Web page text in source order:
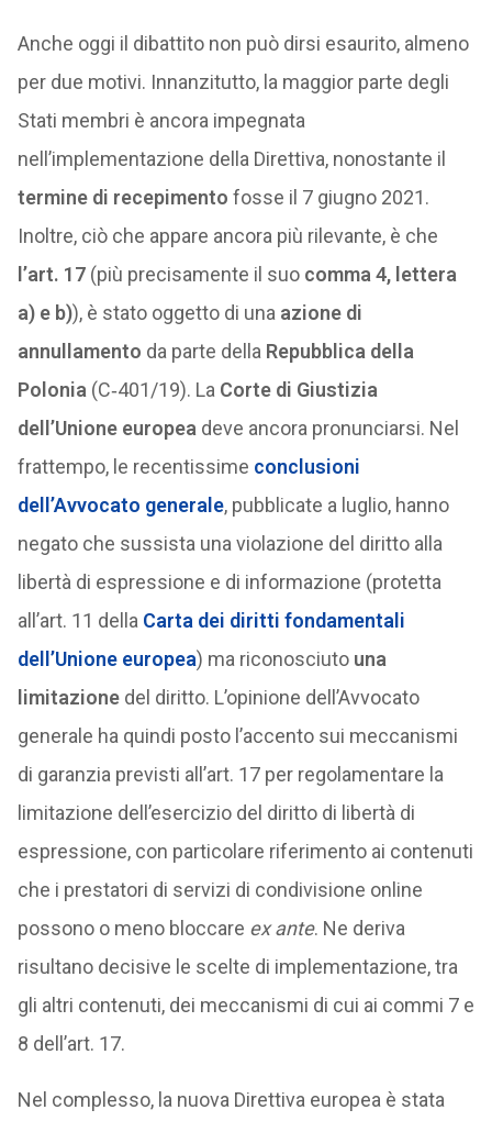
Anche oggi il dibattito non può dirsi esaurito, almeno
per due motivi. Innanzitutto, la maggior parte degli
Stati membri è ancora impegnata
nell’implementazione della Direttiva, nonostante il
termine di recepimento fosse il 7 giugno 2021.
Inoltre, ciò che appare ancora più rilevante, è che
l’art. 17 (più precisamente il suo comma 4, lettera
a) e b)), è stato oggetto di una azione di
annullamento da parte della Repubblica della
Polonia (C‑401/19). La Corte di Giustizia
dell’Unione europea deve ancora pronunciarsi. Nel
frattempo, le recentissime conclusioni
dell’Avvocato generale, pubblicate a luglio, hanno
negato che sussista una violazione del diritto alla
libertà di espressione e di informazione (protetta
all’art. 11 della Carta dei diritti fondamentali
dell’Unione europea) ma riconosciuto una
limitazione del diritto. L’opinione dell’Avvocato
generale ha quindi posto l’accento sui meccanismi
di garanzia previsti all’art. 17 per regolamentare la
limitazione dell’esercizio del diritto di libertà di
espressione, con particolare riferimento ai contenuti
che i prestatori di servizi di condivisione online
possono o meno bloccare ex ante. Ne deriva
risultano decisive le scelte di implementazione, tra
gli altri contenuti, dei meccanismi di cui ai commi 7 e
8 dell’art. 17.
Nel complesso, la nuova Direttiva europea è stata